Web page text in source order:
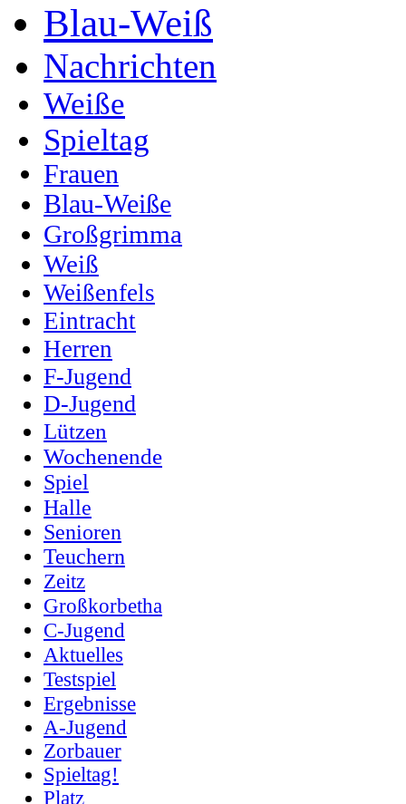
Blau-Weiß
Nachrichten
Weiße
Spieltag
Frauen
Blau-Weiße
Großgrimma
Weiß
Weißenfels
Eintracht
Herren
F-Jugend
D-Jugend
Lützen
Wochenende
Spiel
Halle
Senioren
Teuchern
Zeitz
Großkorbetha
C-Jugend
Aktuelles
Testspiel
Ergebnisse
A-Jugend
Zorbauer
Spieltag!
Platz